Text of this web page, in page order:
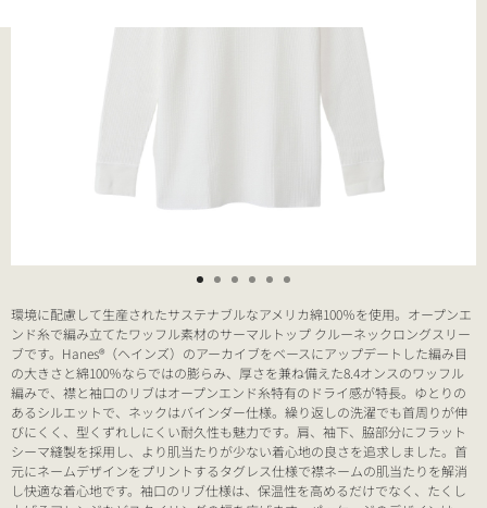
環境に配慮して生産されたサステナブルなアメリカ綿100％を使用。オープンエ
ンド糸で編み立てたワッフル素材のサーマルトップ クルーネックロングスリー
ブです。Hanes®（ヘインズ）のアーカイブをベースにアップデートした編み目
の大きさと綿100％ならではの膨らみ、厚さを兼ね備えた8.4オンスのワッフル
編みで、襟と袖口のリブはオープンエンド糸特有のドライ感が特長。ゆとりの
あるシルエットで、ネックはバインダー仕様。繰り返しの洗濯でも首周りが伸
びにくく、型くずれしにくい耐久性も魅力です。肩、袖下、脇部分にフラット
シーマ縫製を採用し、より肌当たりが少ない着心地の良さを追求しました。首
元にネームデザインをプリントするタグレス仕様で襟ネームの肌当たりを解消
し快適な着心地です。袖口のリブ仕様は、保温性を高めるだけでなく、たくし